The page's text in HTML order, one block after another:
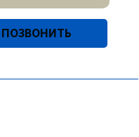
ПОЗВОНИТЬ